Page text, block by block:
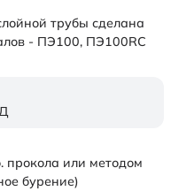
трубы сделана
- ПЭ100, ПЭ100RC
или методом
бурение)